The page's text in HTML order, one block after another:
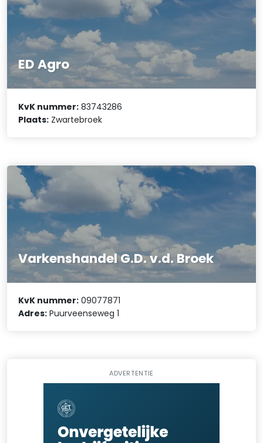
ED Agro
KvK nummer: 83743286
Plaats: Zwartebroek
Varkenshandel G.D. v.d. Broek
KvK nummer: 09077871
Adres: Puurveenseweg 1
ADVERTENTIE